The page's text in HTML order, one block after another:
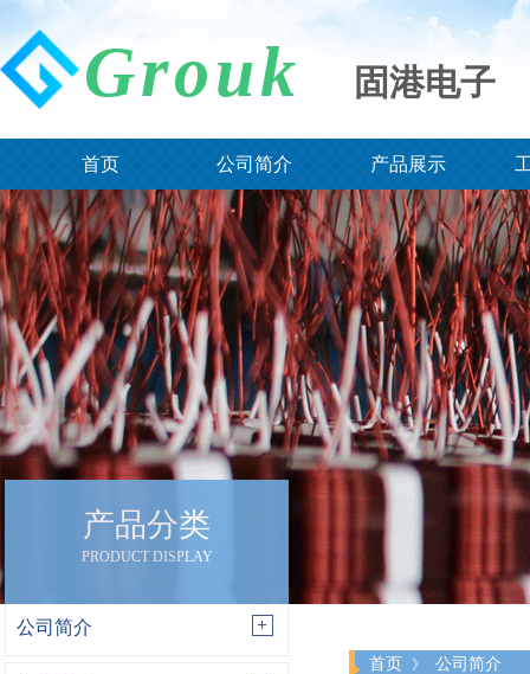
Grouk
固港电子
固港电子
首页 公司简介 产品展示
产品分类
PRODUCT DISPLAY
公司简介
首页 》 公司简介